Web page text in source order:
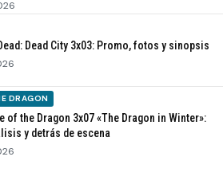
Dead City 3x03: Promo, fotos y sinopsis
DRAGON
of the Dragon 3x07 «The Dragon in Winter»:
y detrás de escena